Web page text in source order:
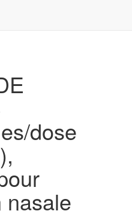
dose
nasale